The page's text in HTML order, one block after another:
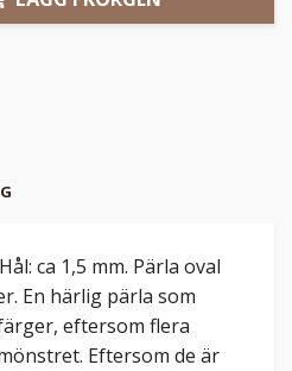
ca 1,5 mm. Pärla oval
En härlig pärla som
eftersom flera
Eftersom de är